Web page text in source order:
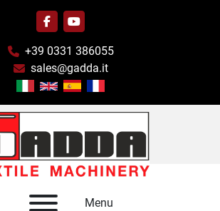
facebookyoutube
+39 0331 386055
sales@gadda.it
Menu